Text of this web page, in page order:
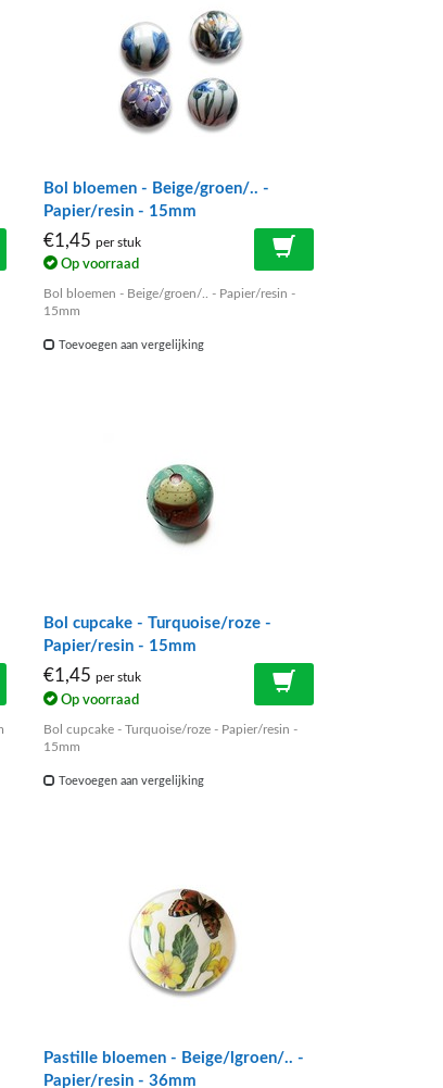
Bol bloemen - Beige/groen/.. -
Papier/resin - 15mm
€1,45per stuk
Op voorraad
Bol bloemen - Beige/groen/.. - Papier/resin -
15mm
Toevoegen aan vergelijking
Bol cupcake - Turquoise/roze -
Papier/resin - 15mm
€1,45per stuk
Op voorraad
Bol cupcake - Turquoise/roze - Papier/resin -
15mm
Toevoegen aan vergelijking
Pastille bloemen - Beige/lgroen/.. -
Papier/resin - 36mm